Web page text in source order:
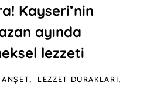
Kayseri’nin
ayında
lezzeti
LEZZET DURAKLARI